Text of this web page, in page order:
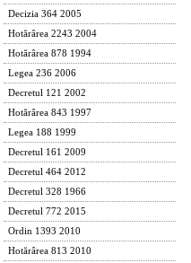
Decizia 364 2005
Hotărârea 2243 2004
Hotărârea 878 1994
Legea 236 2006
Decretul 121 2002
Hotărârea 843 1997
Legea 188 1999
Decretul 161 2009
Decretul 464 2012
Decretul 328 1966
Decretul 772 2015
Ordin 1393 2010
Hotărârea 813 2010